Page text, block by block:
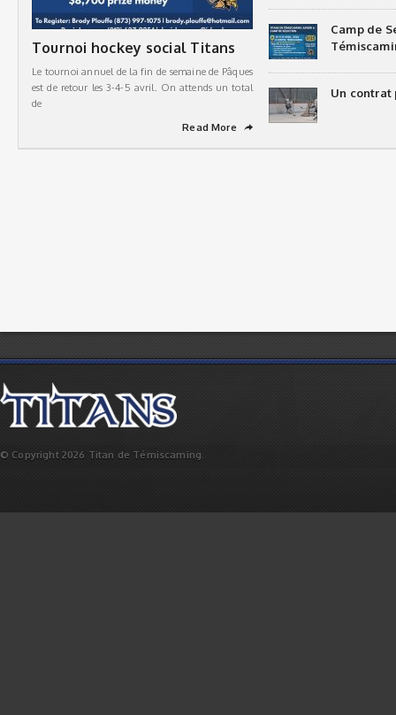
Tournoi hockey social Titans
Le tournoi annuel de la fin de semaine de Pâques
est de retour les 3-4-5 avril. On attends un total
de
Read More
➦
Camp de
Un contrat
© Copyright 2026 Titan de Témiscaming.